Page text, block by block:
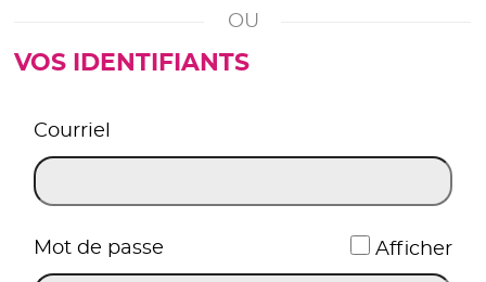
VOS IDENTIFIANTS
Courriel
*
Mot de passe Afficher